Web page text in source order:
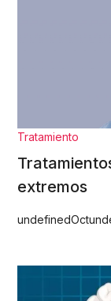
Tratamiento
extremos
undefinedOct